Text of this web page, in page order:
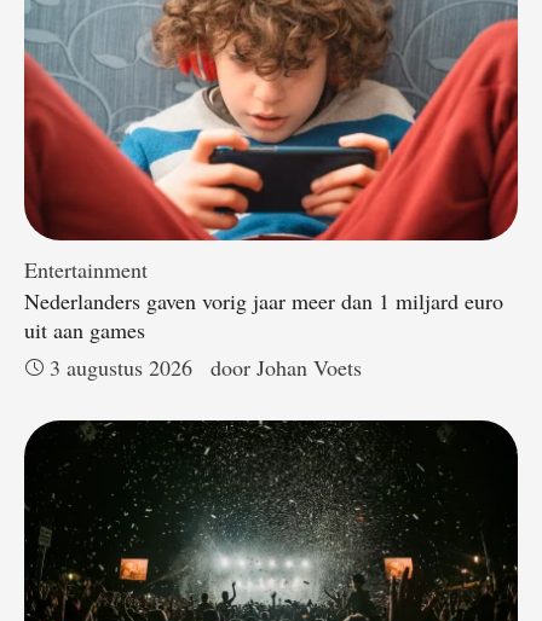
Entertainment
Nederlanders gaven vorig jaar meer dan 1 miljard euro
uit aan games
3 augustus 2026
door Johan Voets